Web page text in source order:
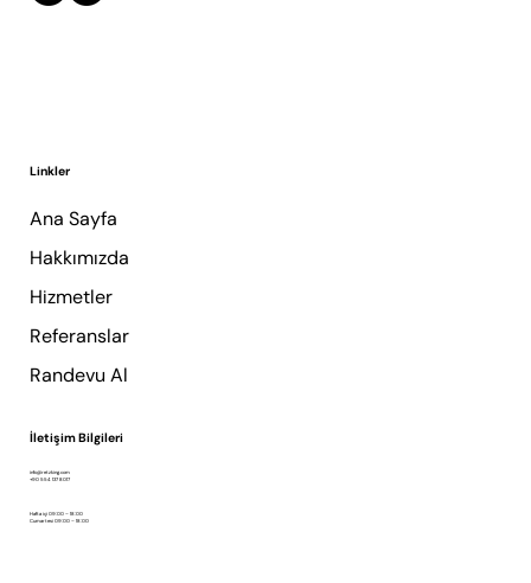
İletişim Bilgileri
info@retzking.com
+90 554 137 8017
Hafta içi 09:00 – 18:00
Cumartesi 09:00 – 18:00
Linkler
Ana Sayfa
Hakkımızda
Hizmetler
Referanslar
Randevu Al